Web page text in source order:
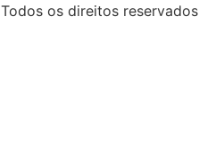
Todos os direitos reservados